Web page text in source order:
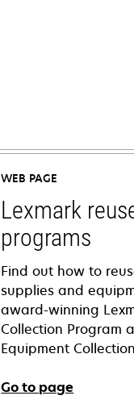
WEB PAGE
Lexmark
programs
Find out how to
supplies and
award-winning
Collection Program
Equipment
Go to page